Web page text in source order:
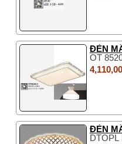
ĐÈN
OT
ĐÈN
DTOPL